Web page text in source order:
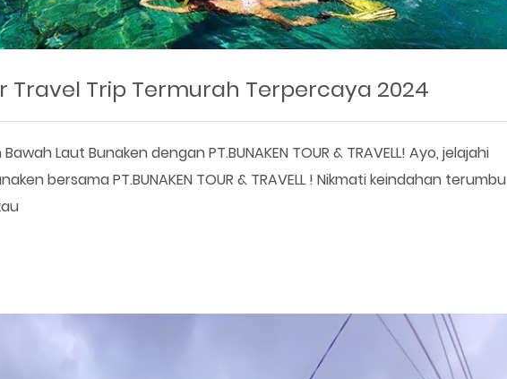
Travel Trip Termurah Terpercaya 2024
Laut Bunaken dengan PT.BUNAKEN TOUR & TRAVELL! Ayo, jelajahi
bersama PT.BUNAKEN TOUR & TRAVELL ! Nikmati keindahan terumbu